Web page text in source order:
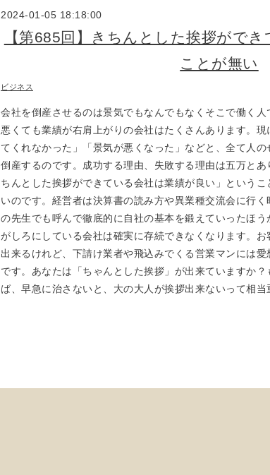
2024-01-05 18:18:00
【第685回】きちんとした挨拶がで
ことが無い
ビジネス
会社を倒産させるのは景気でもなんでもなくそこで働く
悪くても業績が右肩上がりの会社はたくさんあります。
てくれなかった」「景気が悪くなった」などと、全て人
倒産するのです。成功する理由、失敗する理由は五万と
ちんとした挨拶ができている会社は業績が良い」という
いのです。経営者は決算書の読み方や異業種交流会に行
の先生でも呼んで徹底的に自社の基本を鍛えていったほ
がしろにしている会社は確実に存続できなくなります。
出来るけれど、下請け業者や飛込みでくる営業マンには
です。あなたは「ちゃんとした挨拶」が出来ていますか
ば、早急に治さないと、大の大人が挨拶出来ないって相当